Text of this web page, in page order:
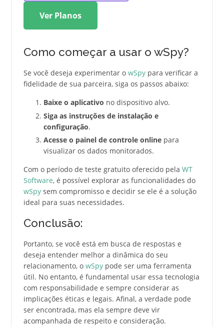
Ver Planos
Como começar a usar o wSpy?
Se você deseja experimentar o wSpypara verificar a
fidelidade de sua parceira, siga os passos abaixo:
Baixe o aplicativo no dispositivo alvo.
Siga as instruções de instalação e
configuração.
Acesse o painel de controle onlinepara
visualizar os dados monitorados.
Com o período de teste gratuito oferecido pela WT
Software, é possível explorar as funcionalidades do
wSpysem compromisso e decidir se ele é a solução
ideal para suas necessidades.
Conclusão:
Portanto, se você está em busca de respostas e
deseja entender melhor a dinâmica do seu
relacionamento, o wSpypode ser uma ferramenta
útil. No entanto, é fundamental usar essa tecnologia
com responsabilidade e sempre considerar as
implicações éticas e legais. Afinal, a verdade pode
ser encontrada, mas ela sempre deve vir
acompanhada de respeito e consideração.